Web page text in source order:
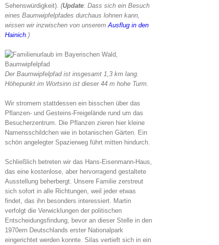
Sehenswürdigkeit). (Update: Dass sich ein Besuch
eines Baumwipfelpfades durchaus lohnen kann,
wissen wir inzwischen von unserem Ausflug in den
Hainich .)
Der Baumwipfelpfad ist insgesamt 1,3 km lang.
Höhepunkt im Wortsinn ist dieser 44 m hohe Turm.
Wir stromern stattdessen ein bisschen über das
Pflanzen- und Gesteins-Freigelände rund um das
Besucherzentrum. Die Pflanzen zieren hier kleine
Namensschildchen wie in botanischen Gärten. Ein
schön angelegter Spazierweg führt mitten hindurch.
Schließlich betreten wir das Hans-Eisenmann-Haus,
das eine kostenlose, aber hervorragend gestaltete
Ausstellung beherbergt. Unsere Familie zerstreut
sich sofort in alle Richtungen, weil jeder etwas
findet, das ihn besonders interessiert. Martin
verfolgt die Verwicklungen der politischen
Entscheidungsfindung, bevor an dieser Stelle in den
1970ern Deutschlands erster Nationalpark
eingerichtet werden konnte. Silas vertieft sich in ein